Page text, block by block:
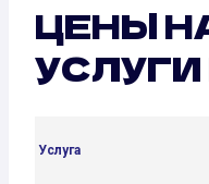
ЦЕНЫ
УСЛУГИ
Услуга